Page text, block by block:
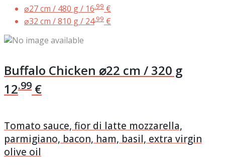
⌀27 cm / 480 g / 16.99 €
⌀32 cm / 810 g / 24.99 €
Buffalo Chicken ⌀22 cm / 320 g
12.99 €
Tomato sauce, fior di latte mozzarella,
parmigiano, bacon, ham, basil, extra virgin
olive oil